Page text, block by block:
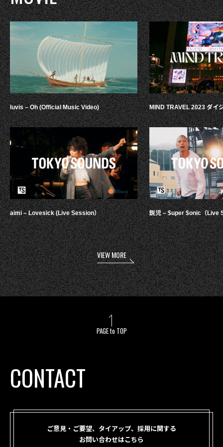
luvis – Oh (Official Music Video)
aimi – Lovesick (Live Session）
MIND TRAVEL 2023 ダイ
鋭児 – $uper $onic（Live
VIEW MORE
PAGE to TOP
CONTACT
ご意見・ご要望、タイアップ、採用に関する
お問い合わせはこちら